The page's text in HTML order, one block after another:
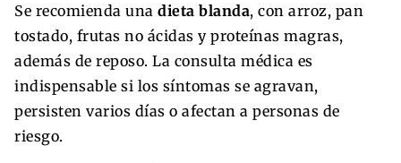
Se recomienda una dieta blanda, con arroz, pan
tostado, frutas no ácidas y proteínas magras,
además de reposo. La consulta médica es
indispensable si los síntomas se agravan,
persisten varios días o afectan a personas de
riesgo.